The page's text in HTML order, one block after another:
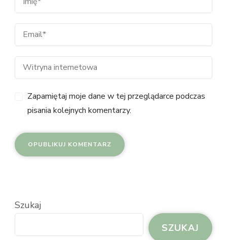
Zapamiętaj moje dane w tej przeglądarce podczas
pisania kolejnych komentarzy.
Szukaj
SZUKAJ